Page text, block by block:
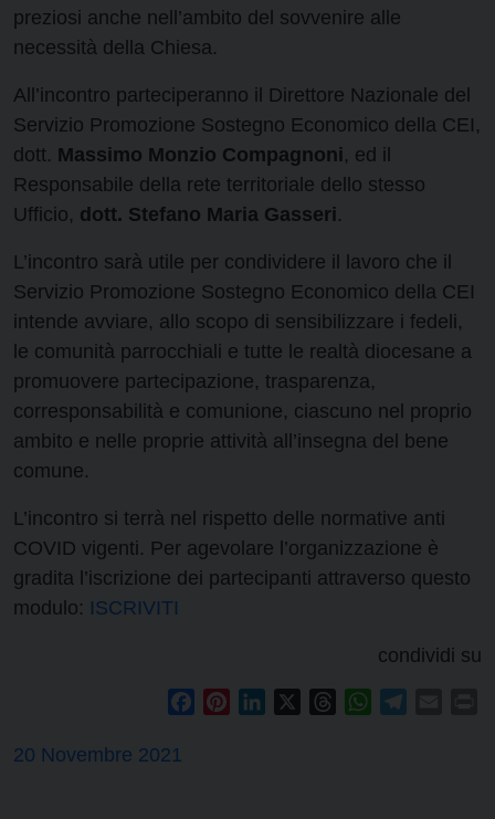
preziosi anche nell’ambito del sovvenire alle
necessità della Chiesa.
All’incontro parteciperanno il Direttore Nazionale del
Servizio Promozione Sostegno Economico della CEI,
dott. Massimo Monzio Compagnoni, ed il
Responsabile della rete territoriale dello stesso
Ufficio, dott. Stefano Maria Gasseri.
L’incontro sarà utile per condividere il lavoro che il
Servizio Promozione Sostegno Economico della CEI
intende avviare, allo scopo di sensibilizzare i fedeli,
le comunità parrocchiali e tutte le realtà diocesane a
promuovere partecipazione, trasparenza,
corresponsabilità e comunione, ciascuno nel proprio
ambito e nelle proprie attività all’insegna del bene
comune.
L’incontro si terrà nel rispetto delle normative anti
COVID vigenti. Per agevolare l’organizzazione è
gradita l’iscrizione dei partecipanti attraverso questo
modulo: ISCRIVITI
condividi su
FacebookPinterestLinkedIn ThreadsWhatsApp
20 Novembre 2021